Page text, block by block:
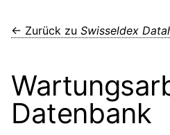
← Zurück zu Swisseldex
Datenbank